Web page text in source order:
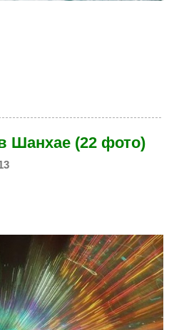
Шанхае (22 фото)